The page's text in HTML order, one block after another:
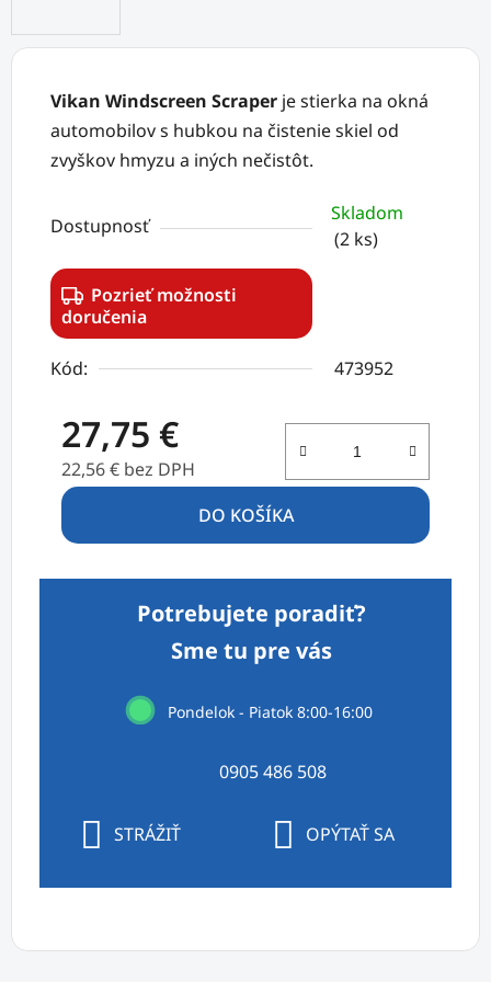
Vikan Windscreen Scraper je stierka na okná
automobilov s hubkou na čistenie skiel od
zvyškov hmyzu a iných nečistôt.
Dostupnosť
Skladom
(2 ks)
Pozrieť možnosti
doručenia
Kód: 473952
27,75 €
22,56 € bez DPH
Jednotková cena:DO KOŠÍKA
Potrebujete poradiť?
Sme tu pre vás
Pondelok - Piatok 8:00-16:00
0905 486 508
STRÁŽIŤ OPÝTAŤ SA